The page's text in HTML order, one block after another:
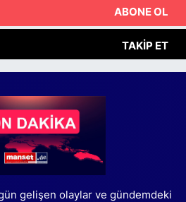
ABONE OL
TAKIP ET
gelişen olaylar ve gündemdeki